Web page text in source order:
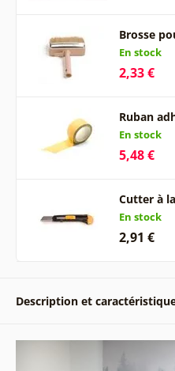
Brosse
En stock
2,33 €
Ruban
En stock
5,48 €
Cutter à
En stock
2,91 €
Description et